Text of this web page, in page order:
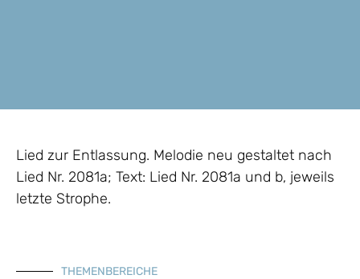
Lied zur Entlassung. Melodie neu gestaltet nach
Lied Nr. 2081a; Text: Lied Nr. 2081a und b, jeweils
letzte Strophe.
THEMENBEREICHE